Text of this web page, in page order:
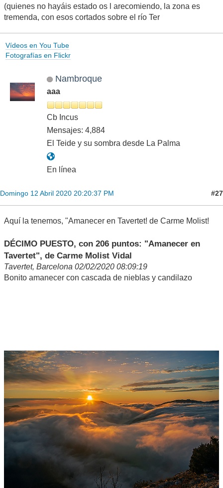
(quienes no hayáis estado os l arecomiendo, la zona es
tremenda, con esos cortados sobre el río Ter
Vídeos en You Tube
Fotografías en Flickr
Nambroque
aaa
Cb Incus
Mensajes: 4,884
El Teide y su sombra desde La Palma
En línea
Domingo 12 Abril 2020 20:20:37 PM #27
Aquí la tenemos, "Amanecer en Tavertet! de Carme Molist!
DÉCIMO PUESTO, con 206 puntos: "Amanecer en
Tavertet", de Carme Molist Vidal
Tavertet, Barcelona 02/02/2020 08:09:19
Bonito amanecer con cascada de nieblas y candilazo